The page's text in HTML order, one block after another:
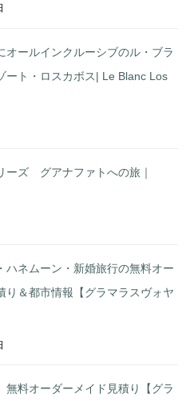
オールインクルーシブのル・ブラ
ート・ロスカボス| Le Blanc Los
ーズ グアナファトへの旅｜
ハネムーン・新婚旅行の無料オー
り＆都市情報【グラマラスヴォヤ
料オーダーメイド見積り【グラ